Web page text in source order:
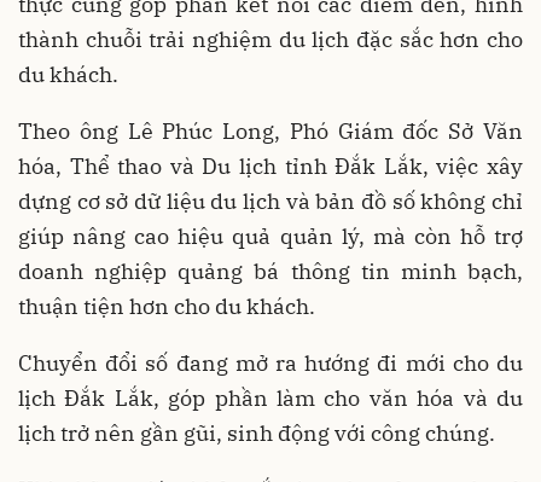
thành chuỗi trải nghiệm du lịch đặc sắc hơn cho
du khách.
Theo ông Lê Phúc Long, Phó Giám đốc Sở Văn
hóa, Thể thao và Du lịch tỉnh Đắk Lắk, việc xây
dựng cơ sở dữ liệu du lịch và bản đồ số không chỉ
giúp nâng cao hiệu quả quản lý, mà còn hỗ trợ
doanh nghiệp quảng bá thông tin minh bạch,
thuận tiện hơn cho du khách.
Chuyển đổi số đang mở ra hướng đi mới cho du
lịch Đắk Lắk, góp phần làm cho văn hóa và du
lịch trở nên gần gũi, sinh động với công chúng.